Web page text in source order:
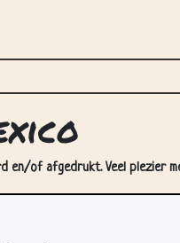
en/of afgedrukt. Veel plezier